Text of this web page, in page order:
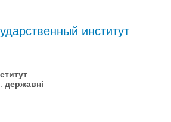
институт
державні